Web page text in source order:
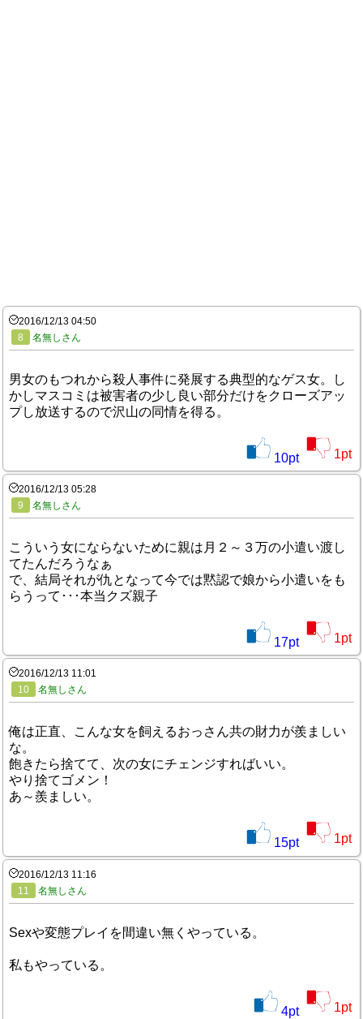
2016/12/13 04:50
8
名無しさん
男女のもつれから殺人事件に発展する典型的なゲス女。し
かしマスコミは被害者の少し良い部分だけをクローズアッ
プし放送するので沢山の同情を得る。
10pt 1pt
2016/12/13 05:28
9
名無しさん
こういう女にならないために親は月２～３万の小遣い渡し
てたんだろうなぁ
で、結局それが仇となって今では黙認で娘から小遣いをも
らうって･･･本当クズ親子
17pt 1pt
2016/12/13 11:01
10
名無しさん
俺は正直、こんな女を飼えるおっさん共の財力が羨ましい
な。
飽きたら捨てて、次の女にチェンジすればいい。
やり捨てゴメン！
あ～羨ましい。
15pt 1pt
2016/12/13 11:16
11
名無しさん
Sexや変態プレイを間違い無くやっている。
私もやっている。
4pt 1pt